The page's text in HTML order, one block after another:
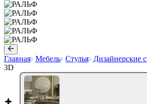
Главная Мебель Стулья Дизайнерские
3D